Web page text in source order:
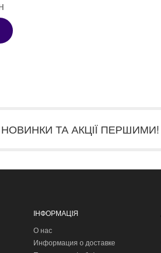
ТА АКЦІЇ ПЕРШИМИ!
ІНФОРМАЦІЯ
О нас
Информация о доставке